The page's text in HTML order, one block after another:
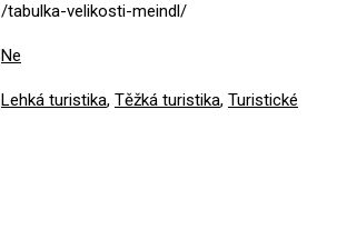
/tabulka-velikosti-meindl/
Ne
Lehká turistika, Těžká turistika, Turistické